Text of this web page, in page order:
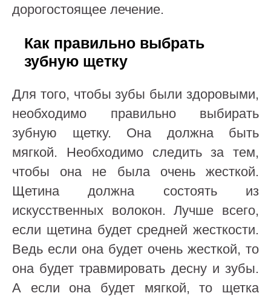
дорогостоящее лечение.
Как правильно выбрать
зубную щетку
Для того, чтобы зубы были здоровыми,
необходимо правильно выбирать
зубную щетку. Она должна быть
мягкой. Необходимо следить за тем,
чтобы она не была очень жесткой.
Щетина должна состоять из
искусственных волокон. Лучше всего,
если щетина будет средней жесткости.
Ведь если она будет очень жесткой, то
она будет травмировать десну и зубы.
А если она будет мягкой, то щетка